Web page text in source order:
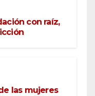
con raíz,
las mujeres